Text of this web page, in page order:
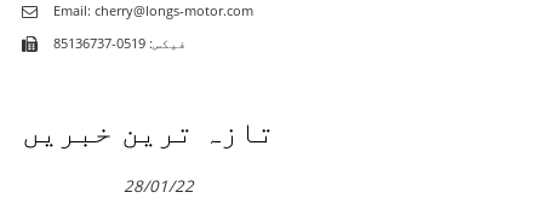
Email: cherry@longs-motor.com
فیکس: 0519-85136737
تازہ ترین خبریں
28/01/22